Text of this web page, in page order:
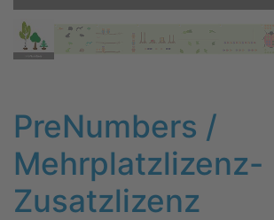
PreNumbers /
Mehrplatzlizenz-
Zusatzlizenz